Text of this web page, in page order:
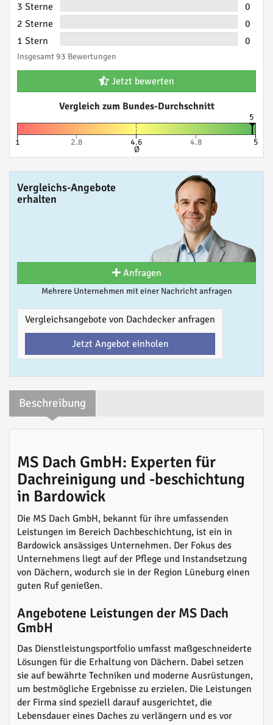
3 Sterne
0
2 Sterne
0
1 Stern
0
Insgesamt 93 Bewertungen
Jetzt bewerten
Vergleich zum Bundes-Durchschnitt
5
1 2.8 4.6
Ø
4.8 5
Vergleichs-Angebote
erhalten
Anfragen
Mehrere Unternehmen mit einer Nachricht anfragen
Vergleichsangebote von Dachdecker anfragen
Jetzt Angebot einholen
Beschreibung
MS Dach GmbH: Experten für
Dachreinigung und -beschichtung
in Bardowick
Die MS Dach GmbH, bekannt für ihre umfassenden
Leistungen im Bereich Dachbeschichtung, ist ein in
Bardowick ansässiges Unternehmen. Der Fokus des
Unternehmens liegt auf der Pflege und Instandsetzung
von Dächern, wodurch sie in der Region Lüneburg einen
guten Ruf genießen.
Angebotene Leistungen der MS Dach
GmbH
Das Dienstleistungsportfolio umfasst maßgeschneiderte
Lösungen für die Erhaltung von Dächern. Dabei setzen
sie auf bewährte Techniken und moderne Ausrüstungen,
um bestmögliche Ergebnisse zu erzielen. Die Leistungen
der Firma sind speziell darauf ausgerichtet, die
Lebensdauer eines Daches zu verlängern und es vor